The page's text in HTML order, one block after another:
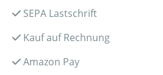
SEPA Lastschrift
Kauf auf Rechnung
Amazon Pay